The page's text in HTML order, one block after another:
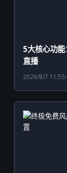
5大核心功
直播
2026/8/7